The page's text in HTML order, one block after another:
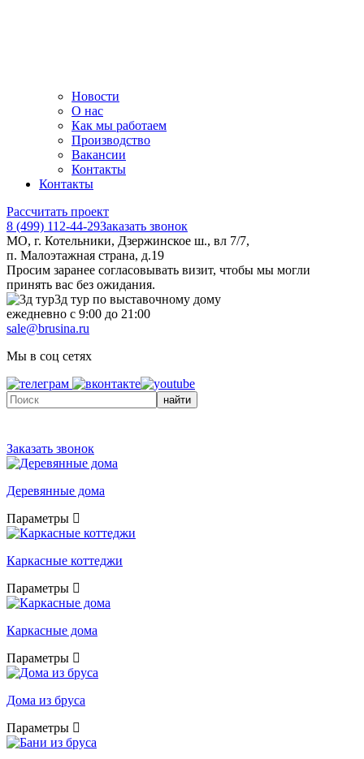
Новости
О нас
Как мы работаем
Производство
Вакансии
Контакты
Контакты
Рассчитать проект
8 (499) 112-44-29Заказать звонок
МО, г. Котельники, Дзержинское ш., вл 7/7,
п. Малоэтажная страна, д.19
Просим заранее согласовывать визит, чтобы мы могли
принять вас без ожидания.
3д тур по выставочному дому
ежедневно с 9:00 до 21:00
sale@brusina.ru
Мы в соц сетях
найти
Заказать звонок
Деревянные дома
Параметры
Каркасные коттеджи
Параметры
Каркасные дома
Параметры
Дома из бруса
Параметры